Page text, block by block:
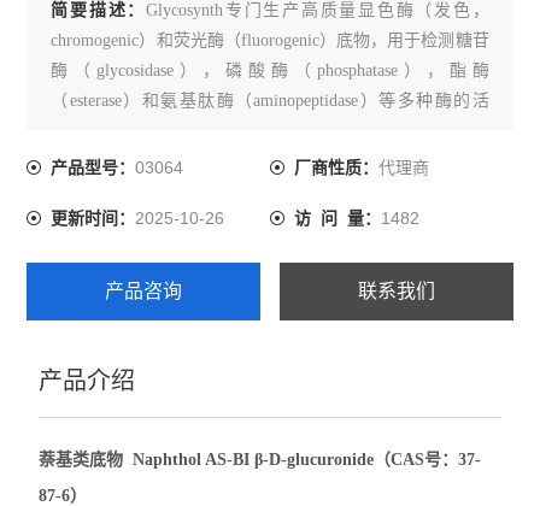
简要描述：Glycosynth专门生产高质量显色酶（发色，
chromogenic）和荧光酶（fluorogenic）底物，用于检测糖苷
酶（glycosidase），磷酸酶（phosphatase），酯酶
（esterase）和氨基肽酶（aminopeptidase）等多种酶的活
产品型号：03064 厂商性质： 代理商
更新时间：2025-10-26 访 问 量： 1482
产品咨询 联系我们
产品介绍
萘基类底物 Naphthol AS-BI β-D-glucuronide（CAS号：37-
87-6）